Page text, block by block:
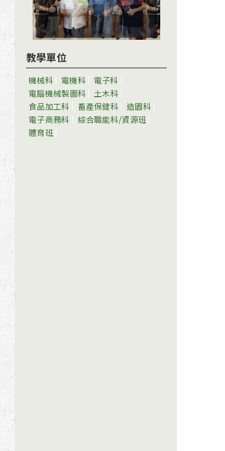
教學單位
機械科 電機科
電子科
電腦機械製圖科
土木科
食品加工科
畜產保健科
造園科
電子商務科
綜合職能科/資源班
體育班